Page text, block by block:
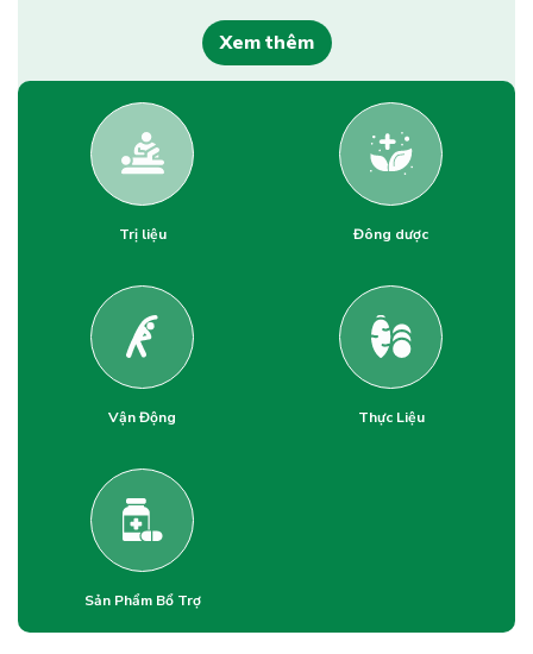
Xem thêm
Trị liệu Đông dược
Vận Động Thực Liệu
Sản Phẩm Bổ Trợ